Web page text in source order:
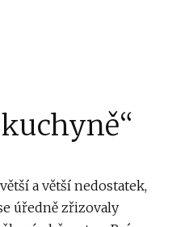
kuchyně“
a větší nedostatek,
úředně zřizovaly